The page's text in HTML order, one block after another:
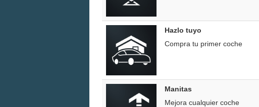
Hazlo tuyo
Compra tu primer coche
Manitas
Mejora cualquier coche